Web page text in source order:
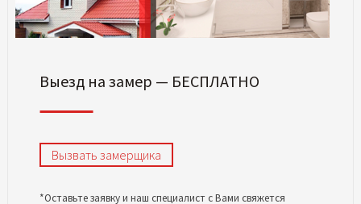
Выезд на замер — БЕСПЛАТНО
Вызвать замерщика
*Оставьте заявку и наш специалист с Вами свяжется